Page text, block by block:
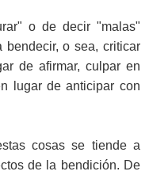
o de decir "malas"
bendecir, o sea, criticar
de afirmar, culpar en
lugar de anticipar con
cosas se tiende a
de la bendición. De